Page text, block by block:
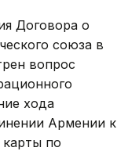
Договора о
союза в
вопрос
хода
Армении к
по